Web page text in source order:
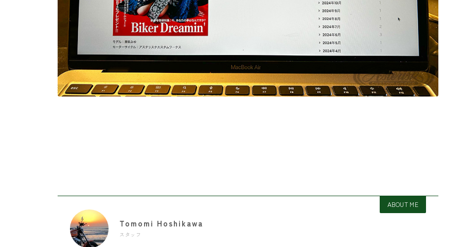
ABOUT ME
Tomomi Hoshikawa
スタッフ